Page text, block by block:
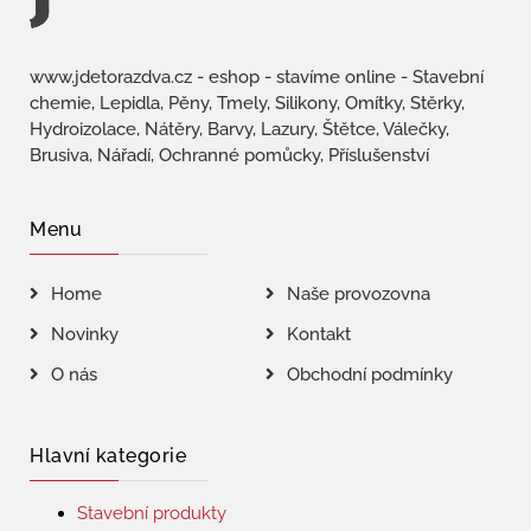
www.jdetorazdva.cz - eshop - stavíme online - Stavební
chemie, Lepidla, Pěny, Tmely, Silikony, Omítky, Stěrky,
Hydroizolace, Nátěry, Barvy, Lazury, Štětce, Válečky,
Brusiva, Nářadí, Ochranné pomůcky, Příslušenství
Menu
Home
Naše provozovna
Novinky
Kontakt
O nás
Obchodní podmínky
Hlavní kategorie
Stavební produkty